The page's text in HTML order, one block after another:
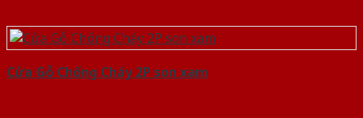
Cửa Gỗ Chống Cháy 2P son xam